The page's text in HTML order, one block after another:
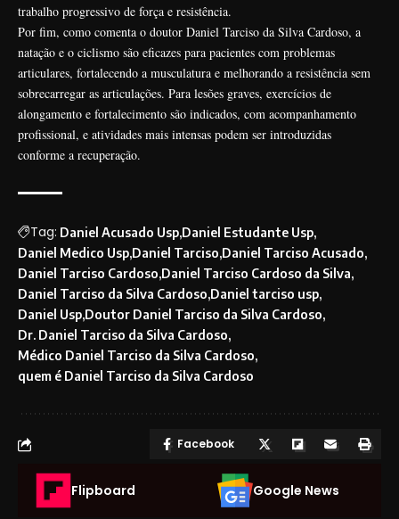
trabalho progressivo de força e resistência.
Por fim, como comenta o doutor Daniel Tarciso da Silva Cardoso, a
natação e o ciclismo são eficazes para pacientes com problemas
articulares, fortalecendo a musculatura e melhorando a resistência sem
sobrecarregar as articulações. Para lesões graves, exercícios de
alongamento e fortalecimento são indicados, com acompanhamento
profissional, e atividades mais intensas podem ser introduzidas
conforme a recuperação.
Tag: Daniel Acusado Usp Daniel Estudante Usp
Daniel Medico Usp Daniel Tarciso Daniel Tarciso Acusado
Daniel Tarciso Cardoso Daniel Tarciso Cardoso da Silva
Daniel Tarciso da Silva Cardoso Daniel tarciso usp
Daniel Usp Doutor Daniel Tarciso da Silva Cardoso
Dr. Daniel Tarciso da Silva Cardoso
Médico Daniel Tarciso da Silva Cardoso
quem é Daniel Tarciso da Silva Cardoso
Facebook
Flipboard Google News